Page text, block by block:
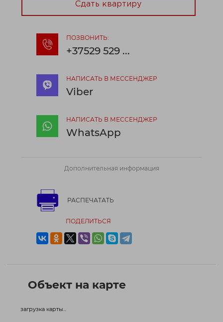
Сдать квартиру
ПОЗВОНИТЬ:
+37529 529 ...
НАПИСАТЬ В МЕССЕНДЖЕР
Viber
НАПИСАТЬ В МЕССЕНДЖЕР
WhatsApp
Дополнительная информация
РАСПЕЧАТАТЬ
ПОДЕЛИТЬСЯ
Объект на карте
загрузка карты...